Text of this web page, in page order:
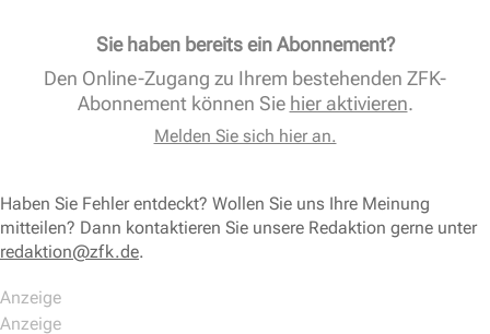
Sie haben bereits ein Abonnement?
Den Online-Zugang zu Ihrem bestehenden ZFK-
Abonnement können Sie hier aktivieren.
Melden Sie sich hier an.
Haben Sie Fehler entdeckt? Wollen Sie uns Ihre Meinung
mitteilen? Dann kontaktieren Sie unsere Redaktion gerne unter
redaktion@zfk.de.